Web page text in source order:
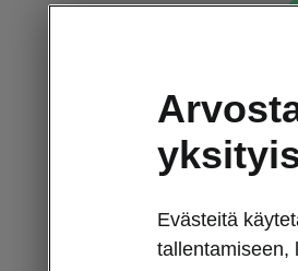
Evästeitä
tallentamiseen,